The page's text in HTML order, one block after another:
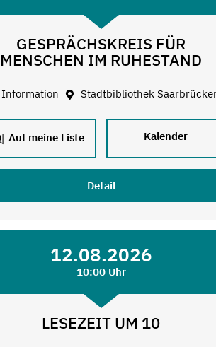
GESPRÄCHSKREIS FÜR
MENSCHEN IM RUHESTAND
Information Stadtbibliothek
Auf meine Liste Kalender
Detail
12.08.2026
10:00 Uhr
LESEZEIT UM 10